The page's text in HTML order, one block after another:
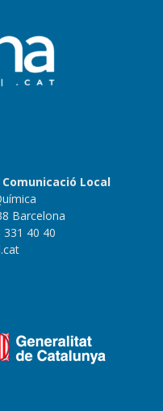
Local
Barcelona
331 40 40